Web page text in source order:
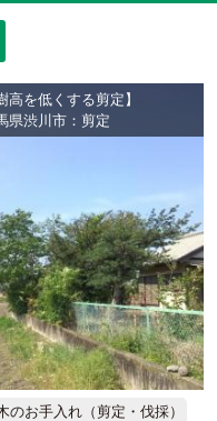
高を低くする剪定】
県渋川市：剪定
のお手入れ（剪定・伐採）